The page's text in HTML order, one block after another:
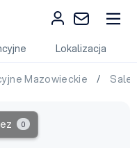
Lokalizacja
Mazowieckie / Sale
0